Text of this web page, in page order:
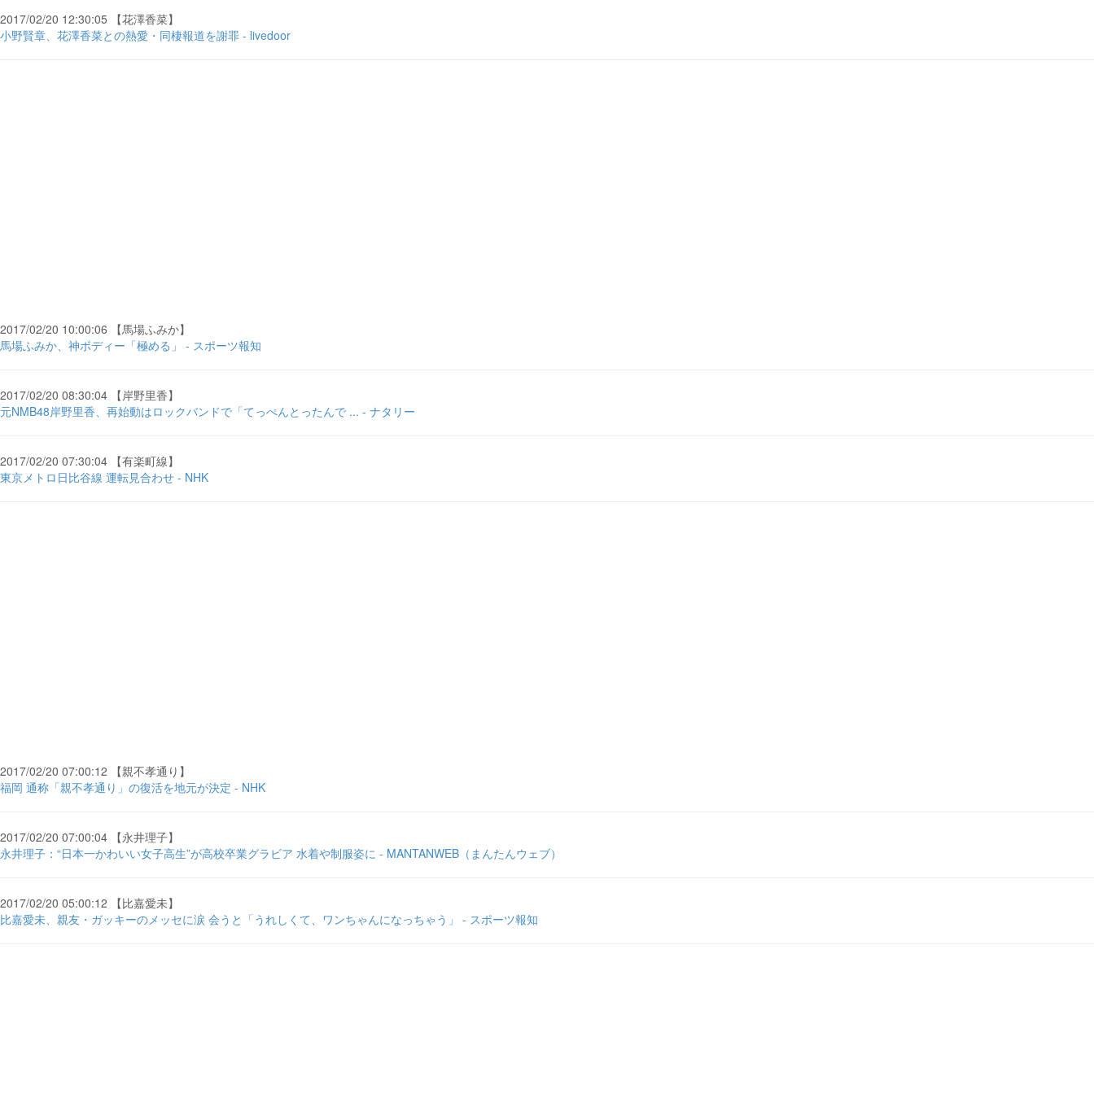
2017/02/20 12:30:05 【花澤香菜】
小野賢章、花澤香菜との熱愛・同棲報道を謝罪 - livedoor
2017/02/20 10:00:06 【馬場ふみか】
馬場ふみか、神ボディー「極める」 - スポーツ報知
2017/02/20 08:30:04 【岸野里香】
元NMB48岸野里香、再始動はロックバンドで「てっぺんとったんで ... - ナタリー
2017/02/20 07:30:04 【有楽町線】
東京メトロ日比谷線 運転見合わせ - NHK
2017/02/20 07:00:12 【親不孝通り】
福岡 通称「親不孝通り」の復活を地元が決定 - NHK
2017/02/20 07:00:04 【永井理子】
永井理子：“日本一かわいい女子高生”が高校卒業グラビア 水着や制服姿に - MANTANWEB（まんたんウェブ）
2017/02/20 05:00:12 【比嘉愛未】
比嘉愛未、親友・ガッキーのメッセに涙 会うと「うれしくて、ワンちゃんになっちゃう」 - スポーツ報知